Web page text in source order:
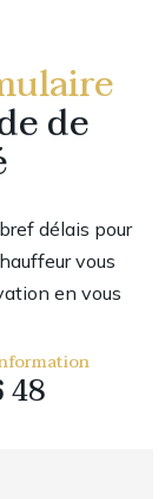
de
délais pour
vous
en vous
48